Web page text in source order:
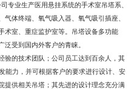
专业生产医用悬挂系统的手术室吊塔系、
体终端、氧气吸入器、氧气吸引插座、
术室、重症监护室等。吊塔设备多功能
受到国内外客户的青睐。
验的技术团队；公司员工达到百余人，其
能力，并可根据客户的要求进行设计、安
提供相关吊塔；其先进的设计理念充分满